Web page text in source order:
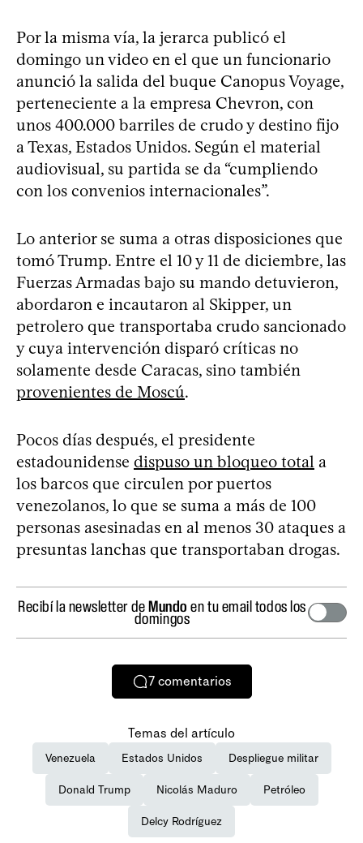
Por la misma vía, la jerarca publicó el
domingo un video en el que un funcionario
anunció la salida del buque Canopus Voyage,
perteneciente a la empresa Chevron, con
unos 400.000 barriles de crudo y destino fijo
a Texas, Estados Unidos. Según el material
audiovisual, su partida se da “cumpliendo
con los convenios internacionales”.
Lo anterior se suma a otras disposiciones que
tomó Trump. Entre el 10 y 11 de diciembre, las
Fuerzas Armadas bajo su mando detuvieron,
abordaron e incautaron al Skipper, un
petrolero que transportaba crudo sancionado
y cuya intervención disparó críticas no
solamente desde Caracas, sino también
provenientes de Moscú.
Pocos días después, el presidente
estadounidense dispuso un bloqueo total a
los barcos que circulen por puertos
venezolanos, lo que se suma a más de 100
personas asesinadas en al menos 30 ataques a
presuntas lanchas que transportaban drogas.
Recibí la newsletter deMundo en tu email todos los
domingos
7 comentarios
Temas del artículo
Venezuela Estados Unidos Despliegue militar
Donald Trump Nicolás Maduro Petróleo
Delcy Rodríguez